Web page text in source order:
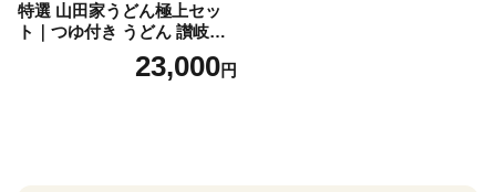
特選 山田家うどん極上セッ
ト｜つゆ付き うどん 讃岐う
どん さぬきうどん 生麵 うど
んセット カレーうどん 生う
23,000円